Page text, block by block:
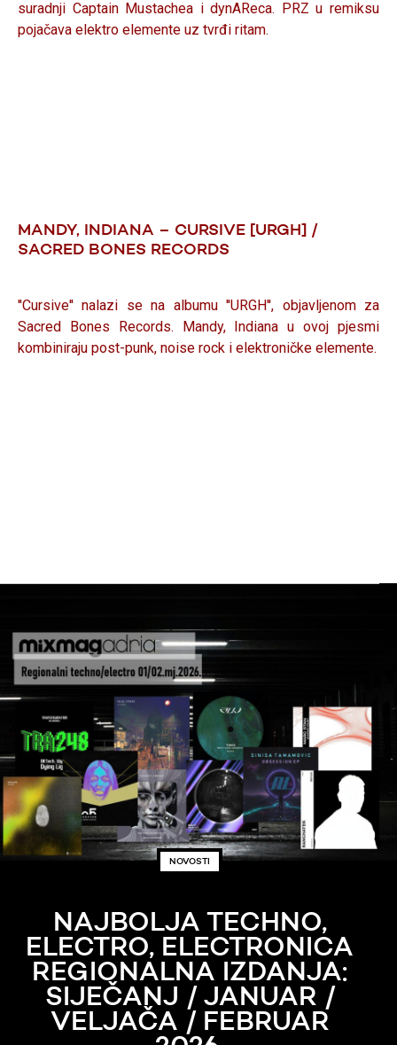
suradnji Captain Mustachea i dynAReca. PRZ u remiksu
pojačava elektro elemente uz tvrđi ritam.
MANDY, INDIANA – CURSIVE [URGH] /
SACRED BONES RECORDS
''Cursive'' nalazi se na albumu ''URGH'', objavljenom za
Sacred Bones Records. Mandy, Indiana u ovoj pjesmi
kombiniraju post-punk, noise rock i elektroničke elemente.
NOVOSTI
NAJBOLJA TECHNO,
ELECTRO, ELECTRONICA
REGIONALNA IZDANJA:
SIJEČANJ / JANUAR /
VELJAČA / FEBRUAR